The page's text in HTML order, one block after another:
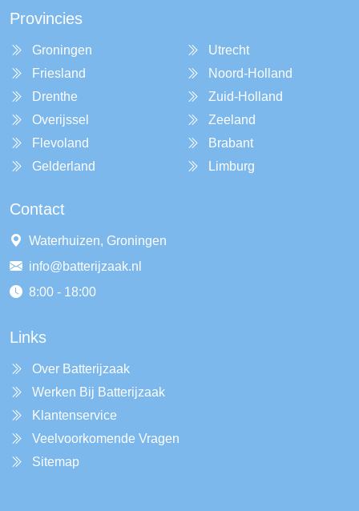
Provincies
Groningen
Friesland
Drenthe
Overijssel
Flevoland
Gelderland
Utrecht
Noord-Holland
Zuid-Holland
Zeeland
Brabant
Limburg
Contact
Waterhuizen, Groningen
info@batterijzaak.nl
8:00 - 18:00
Links
Over Batterijzaak
Werken Bij Batterijzaak
Klantenservice
Veelvoorkomende Vragen
Sitemap